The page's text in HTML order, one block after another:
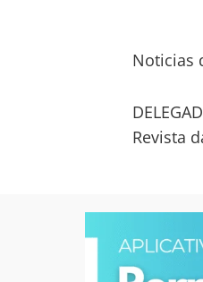
Noticias
Revista